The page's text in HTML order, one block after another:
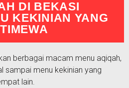
DI BEKASI
KEKINIAN YANG
berbagai macam menu aqiqah,
sampai menu kekinian yang
lain.